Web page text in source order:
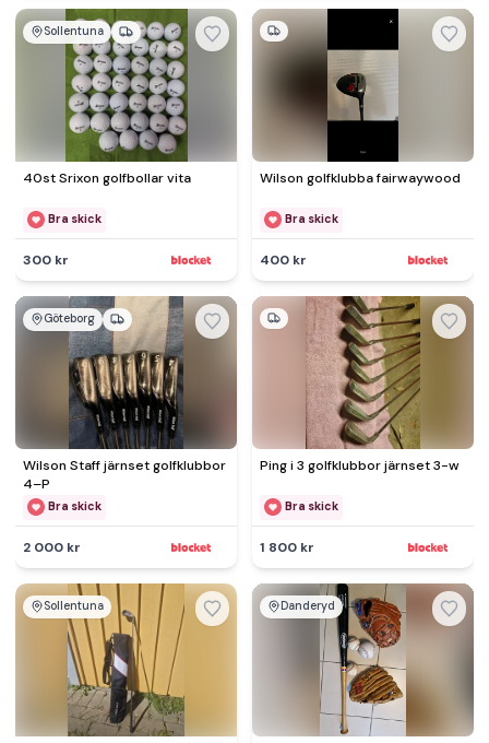
Sollentuna
40st Srixon golfbollar vita
Bra skick
300 kr
Wilson golfklubba fairwaywood
Bra skick
400 kr
Göteborg
Wilson Staff järnset golfklubbor
4–P
Bra skick
2 000 kr
Ping i 3 golfklubbor järnset 3-w
Bra skick
1 800 kr
Sollentuna Danderyd